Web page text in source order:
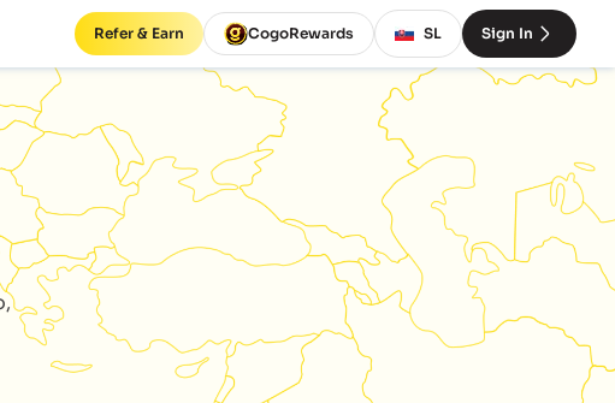
Refer & Earn CogoRewards SL Sign In